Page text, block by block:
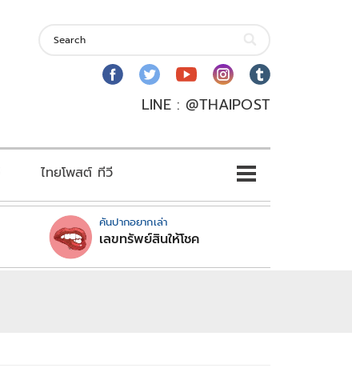
LINE : @THAIPOST
ไทยโพสต์ ทีวี
คันปากอยากเล่า
เลขทรัพย์สินให้โชค